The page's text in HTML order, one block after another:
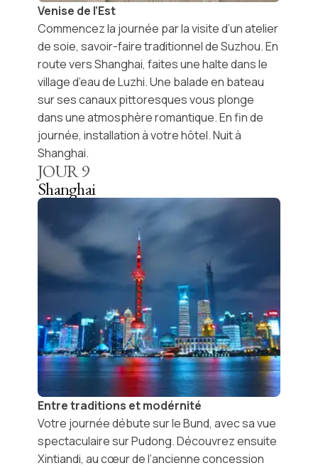
Venise de l’Est
Commencez la journée par la visite d’unatelier
de soie, savoir-faire traditionnel deSuzhou. En
route versShanghai, faites une halte dans le
village d’eau de Luzhi. Une balade en bateau
sur ses canaux pittoresques vous plonge
dans une atmosphère romantique. En fin de
journée, installation à votre hôtel. Nuit à
Shanghai.
JOUR9
Shanghai
Entre traditions et modérnité
Votre journée débute sur leBund, avec sa vue
spectaculaire sur Pudong. Découvrez ensuite
Xintiandi, au cœur de l’ancienne concession